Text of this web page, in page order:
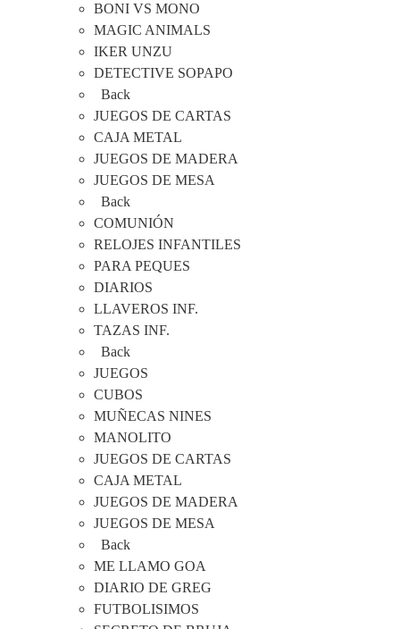
BONI VS MONO
MAGIC ANIMALS
IKER UNZU
DETECTIVE SOPAPO
Back
JUEGOS DE CARTAS
CAJA METAL
JUEGOS DE MADERA
JUEGOS DE MESA
Back
COMUNIÓN
RELOJES INFANTILES
PARA PEQUES
DIARIOS
LLAVEROS INF.
TAZAS INF.
Back
JUEGOS
CUBOS
MUÑECAS NINES
MANOLITO
JUEGOS DE CARTAS
CAJA METAL
JUEGOS DE MADERA
JUEGOS DE MESA
Back
ME LLAMO GOA
DIARIO DE GREG
FUTBOLISIMOS